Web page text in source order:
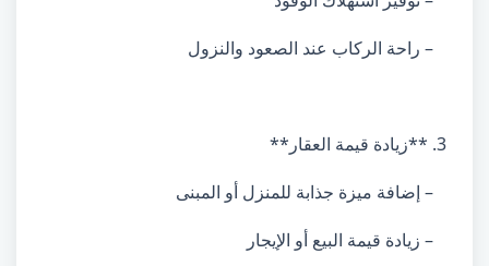
– راحة الركاب عند الصعود والنزول
3. **زيادة قيمة العقار**
– إضافة ميزة جذابة للمنزل أو المبنى
– زيادة قيمة البيع أو الإيجار